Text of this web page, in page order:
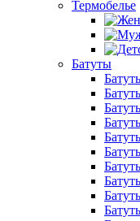
Термобелье
Батуты